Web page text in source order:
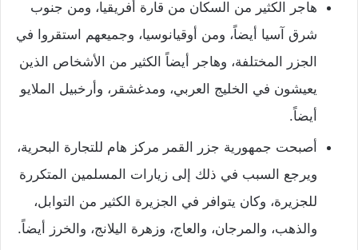
هاجر الكثير من السكان من قارة أفريقيا، ومن جنوب
شرق آسيا أيضاً، ومن أوقيانوسيا، وجميعهم استقروا في
الجزر المختلفة، وهاجر أيضاً الكثير من الأشخاص الذين
يعيشون في الخليج العربي، ومدغشقر، وأرخبيل الملايو
أيضاً.
أصبحت جمهورية جزر القمر مركز هام للتجارة البحرية،
ويرجع السبب في ذلك إلى زيارات المسلمين المتكررة
للجزيرة، وكان يتوافر في الجزيرة الكثير من التوابل،
والذهب، والمرجان، والعاج، وزهرة اليلانج، والخرز أيضاً.